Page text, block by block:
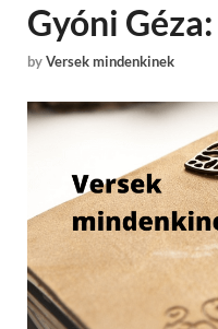
Gyóni
byVersek mindenkinek